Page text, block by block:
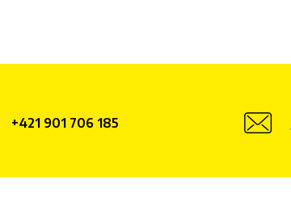
+421 901 706 185